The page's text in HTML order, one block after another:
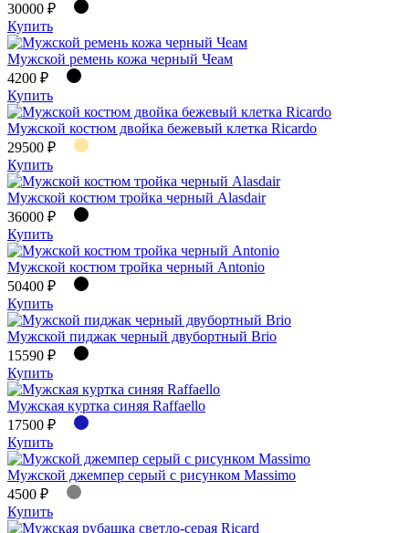
30000 ₽
Купить
Мужской ремень кожа черный Чеам
4200 ₽
Купить
Мужской костюм двойка бежевый клетка Ricardo
29500 ₽
Купить
Мужской костюм тройка черный Alasdair
36000 ₽
Купить
Мужской костюм тройка черный Antonio
50400 ₽
Купить
Мужской пиджак черный двубортный Brio
15590 ₽
Купить
Мужская куртка синяя Raffaello
17500 ₽
Купить
Мужской джемпер серый с рисунком Massimo
4500 ₽
Купить